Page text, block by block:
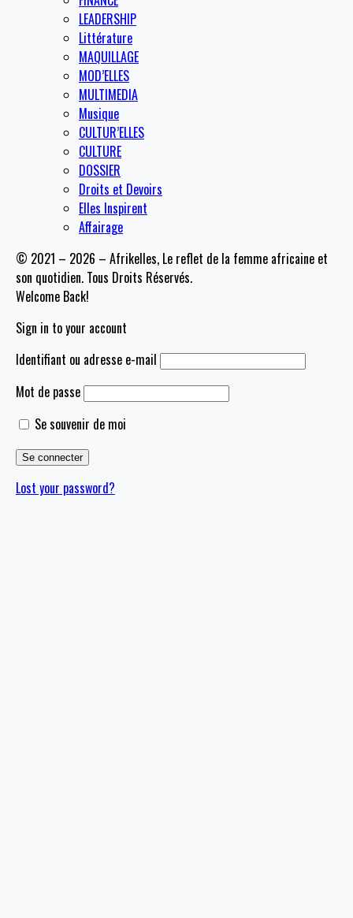
LEADERSHIP
Littérature
MAQUILLAGE
MOD’ELLES
MULTIMEDIA
Musique
CULTUR’ELLES
CULTURE
DOSSIER
Droits et Devoirs
Elles Inspirent
Affairage
© 2021 – 2026 – Afrikelles, Le reflet de la femme africaine et
son quotidien. Tous Droits Réservés.
Welcome Back!
Sign in to your account
Identifiant ou adresse e-mail
Mot de passe
Se souvenir de moi
Lost your password?